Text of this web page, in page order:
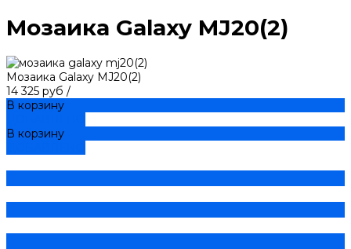
Мозаика Galaxy MJ20(2)
Мозаика Galaxy MJ20(2)
14 325 руб /
В корзину
В корзину